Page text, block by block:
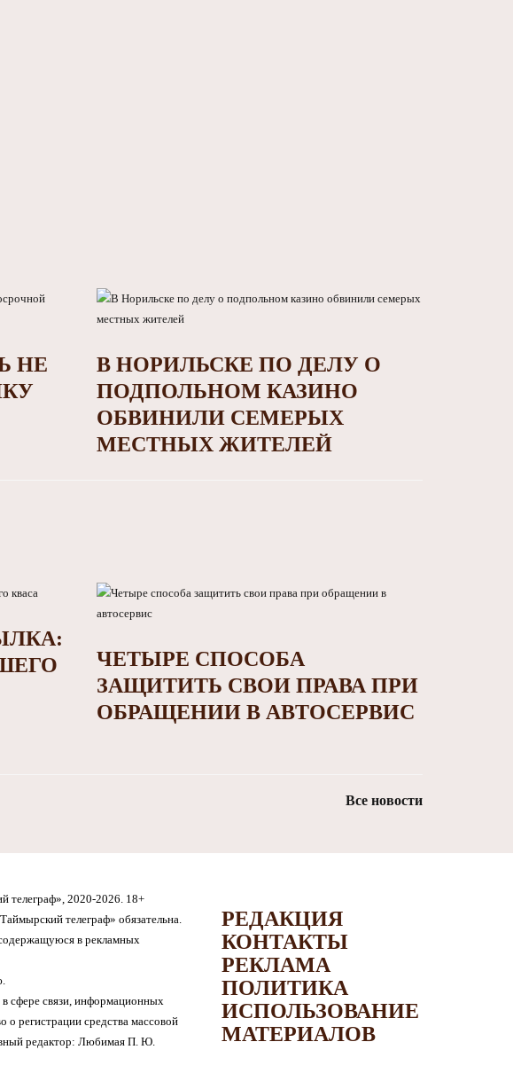
НЕ
В НОРИЛЬСКЕ ПО ДЕЛУ О
ПОДПОЛЬНОМ КАЗИНО
ОБВИНИЛИ СЕМЕРЫХ
МЕСТНЫХ ЖИТЕЛЕЙ
ЧЕТЫРЕ СПОСОБА
ЗАЩИТИТЬ СВОИ ПРАВА ПРИ
ОБРАЩЕНИИ В АВТОСЕРВИС
Все новости
телеграф», 2020-2026. 18+
телеграф» обязательна.
в рекламных
сфере связи, информационных
о регистрации средства массовой
редактор: Любимая П. Ю.
РЕДАКЦИЯ
КОНТАКТЫ
РЕКЛАМА
ПОЛИТИКА
ИСПОЛЬЗОВАНИЕ
МАТЕРИАЛОВ